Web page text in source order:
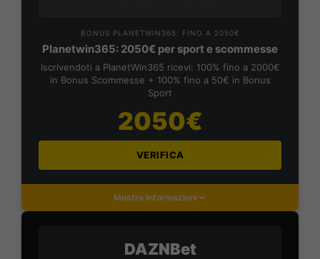
BONUS PLANETWIN365: FINO A 2050€
Planetwin365: 2050€ per sport e scommesse
Iscrivendoti a PlanetWin365 ricevi: 100% fino a 2000€
in Bonus Scommesse + 100% fino a 50€ in Bonus
Sport
2050€
VERIFICA
Mostra Informazioni
DAZNBet